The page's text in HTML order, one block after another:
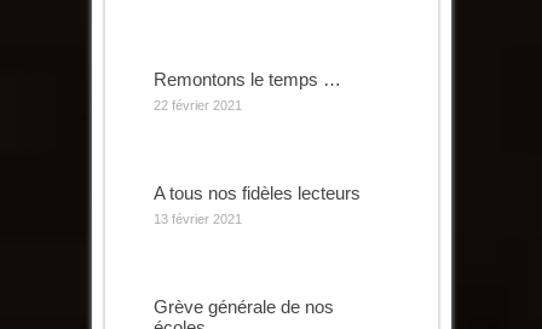
Remontons le temps …
22 février 2021
A tous nos fidèles lecteurs
13 février 2021
Grève générale de nos